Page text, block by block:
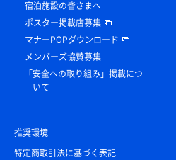
宿泊施設の皆さまへ
ポスター掲載店募集
マナーPOPダウンロード
メンバーズ協賛募集
「安全への取り組み」掲載につ
いて
推奨環境
特定商取引法に基づく表記